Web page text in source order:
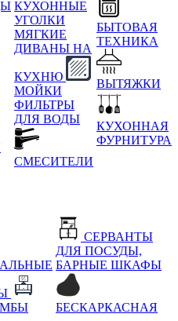
КУХОННЫЕ
УГОЛКИ
МЯГКИЕ
ДИВАНЫ НА
КУХНЮ
МОЙКИ
ФИЛЬТРЫ
ДЛЯ ВОДЫ
СМЕСИТЕЛИ
БЫТОВАЯ
ТЕХНИКА
ВЫТЯЖКИ
КУХОННАЯ
ФУРНИТУРА
СЕРВАНТЫ
ДЛЯ ПОСУДЫ,
БАРНЫЕ ШКАФЫ
БЕСКАРКАСНАЯ